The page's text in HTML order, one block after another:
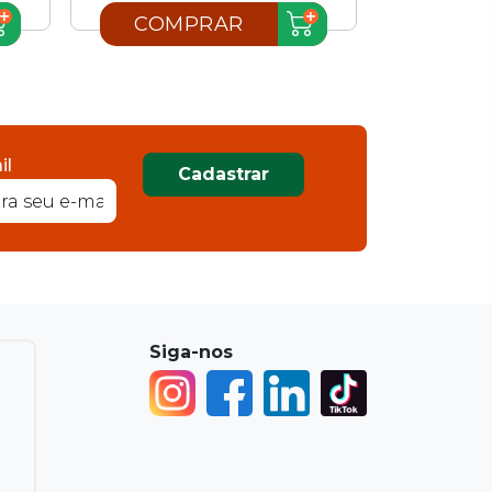
COMPRAR
Cadastrar
Siga-nos